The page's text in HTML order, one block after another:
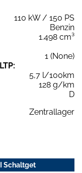
110 kW / 150 PS
Benzin
1.498 cm³
1 (None)
5,7 l/100km
128 g/km
D
Zentrallager
Schaltget